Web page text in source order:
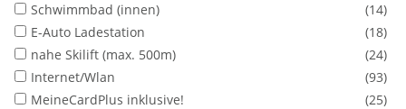
Schwimmbad (innen)
(14)
E-Auto Ladestation
(18)
nahe Skilift (max. 500m)
(24)
Internet/Wlan
(93)
MeineCardPlus inklusive!
(25)